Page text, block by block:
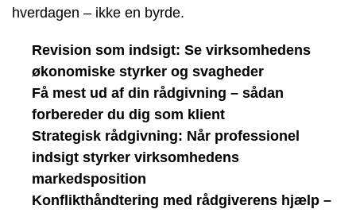
hverdagen – ikke en byrde.
Revision som indsigt: Se virksomhedens
økonomiske styrker og svagheder
Få mest ud af din rådgivning – sådan
forbereder du dig som klient
Strategisk rådgivning: Når professionel
indsigt styrker virksomhedens
markedsposition
Konflikthåndtering med rådgiverens hjælp –